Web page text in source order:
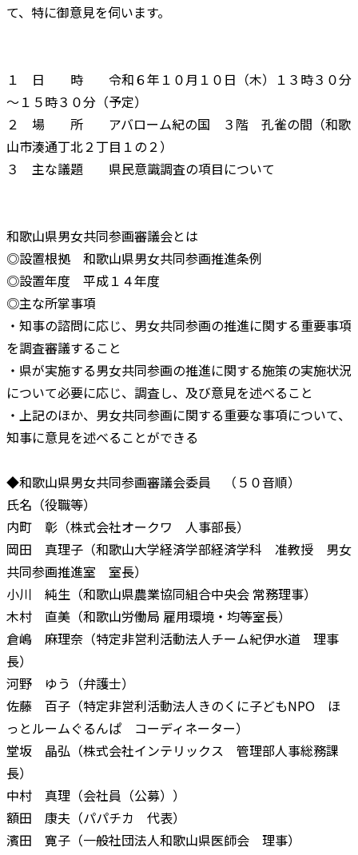
て、特に御意見を伺います。
１ 日 時 令和６年１０月１０日（木）１３時３０分
～１５時３０分（予定）
２ 場 所 アバローム紀の国 ３階 孔雀の間（和歌
山市湊通丁北２丁目１の２）
３ 主な議題 県民意識調査の項目について
和歌山県男女共同参画審議会とは
◎設置根拠 和歌山県男女共同参画推進条例
◎設置年度 平成１４年度
◎主な所掌事項
・知事の諮問に応じ、男女共同参画の推進に関する重要事項
を調査審議すること
・県が実施する男女共同参画の推進に関する施策の実施状況
について必要に応じ、調査し、及び意見を述べること
・上記のほか、男女共同参画に関する重要な事項について、
知事に意見を述べることができる
◆和歌山県男女共同参画審議会委員 （５０音順）
氏名（役職等）
内町 彰（株式会社オークワ 人事部長）
岡田 真理子（和歌山大学経済学部経済学科 准教授 男女
共同参画推進室 室長）
小川 純生（和歌山県農業協同組合中央会 常務理事）
木村 直美（和歌山労働局 雇用環境・均等室長）
倉嶋 麻理奈（特定非営利活動法人チーム紀伊水道 理事
長）
河野 ゆう（弁護士）
佐藤 百子（特定非営利活動法人きのくに子どもNPO ほ
っとルームぐるんぱ コーディネーター）
堂坂 晶弘（株式会社インテリックス 管理部人事総務課
長）
中村 真理（会社員（公募））
額田 康夫（パパチカ 代表）
濱田 寛子（一般社団法人和歌山県医師会 理事）